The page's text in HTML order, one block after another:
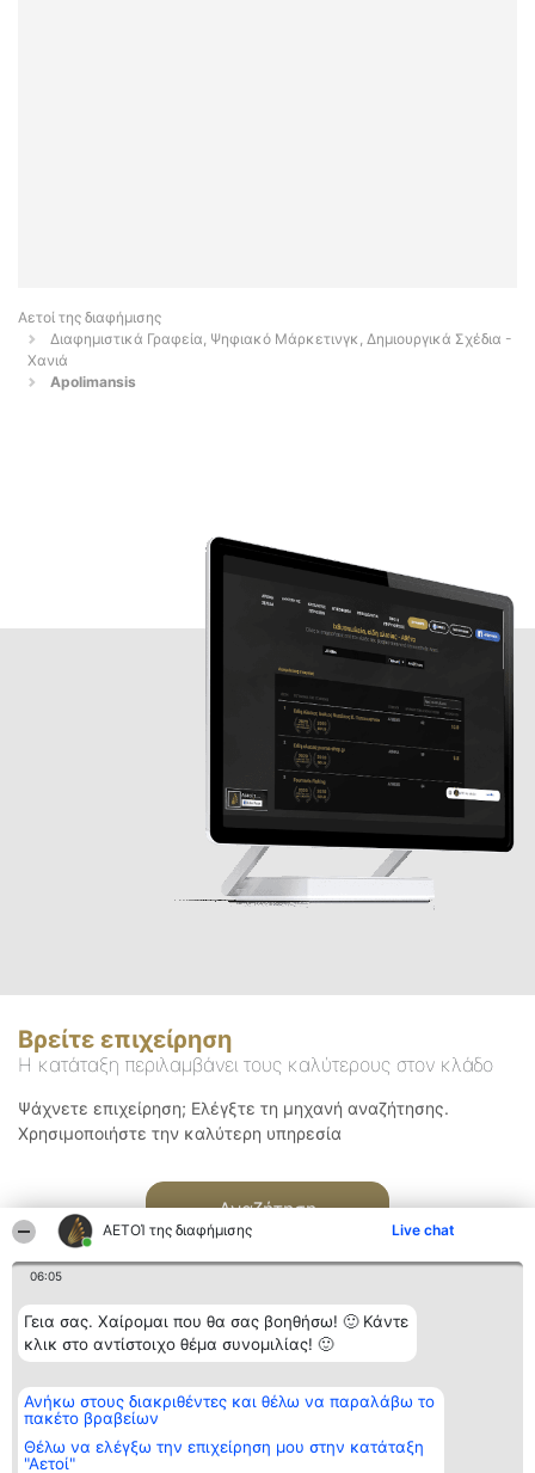
ΑΕΤΟΊ της διαφήμισης Live chat
06:05
Γεια σας. Χαίρομαι που θα σας βοηθήσω! 🙂 Κάντε
κλικ στο αντίστοιχο θέμα συνομιλίας! 🙂
Ανήκω στους διακριθέντες και θέλω να παραλάβω το
πακέτο βραβείων
Θέλω να ελέγξω την επιχείρηση μου στην κατάταξη
"Αετοί"
Αετοί της διαφήμισης
Διαφημιστικά Γραφεία, Ψηφιακό Μάρκετινγκ, Δημιουργικά Σχέδια -
Χανιά
Apolimansis
Βρείτε επιχείρηση
Η κατάταξη περιλαμβάνει τους καλύτερους στον κλάδο
Ψάχνετε επιχείρηση; Ελέγξτε τη μηχανή αναζήτησης.
Χρησιμοποιήστε την καλύτερη υπηρεσία
Αναζήτηση
Διοργανωτής της
κατάταξης
BEAUTIFUL COMPANY
ΤΗΛ. ΕΠΙΚΟΙΝΩΝΙΑΣ:
Κατάταξη
Διακριθέντες
των
διακριθέντων
Επικοινωνία
Επικοινωνία